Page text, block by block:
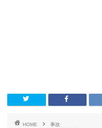
HOME
事故